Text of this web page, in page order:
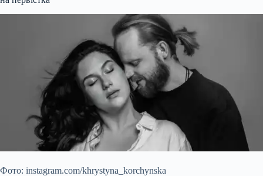
Фото: instagram.com/khrystyna_korchynska